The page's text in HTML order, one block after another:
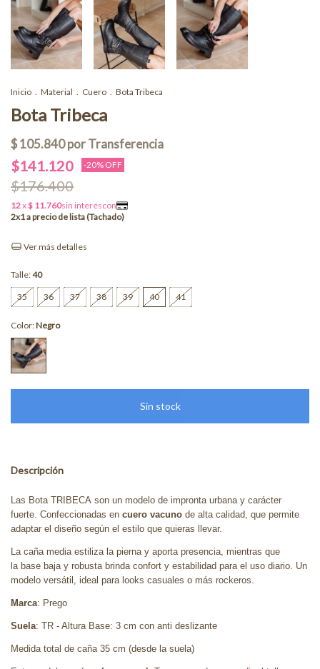
Inicio Material Cuero Bota Tribeca
Bota Tribeca
$141.120 -20% OFF
$176.400
Ver más detalles
Talle:40
35 36 37 38 39 40 41
Color:Negro
Descripción
Las Bota TRIBECA son un modelo de impronta urbana y carácter
fuerte. Confeccionadas en cuero vacuno de alta calidad, que permite
adaptar el diseño según el estilo que quieras llevar.
La caña media estiliza la pierna y aporta presencia, mientras que
la base baja y robusta brinda confort y estabilidad para el uso diario. Un
modelo versátil, ideal para looks casuales o más rockeros.
Marca: Prego
Suela: TR - Altura Base: 3 cm con anti deslizante
Medida total de caña 35 cm (desde la suela)